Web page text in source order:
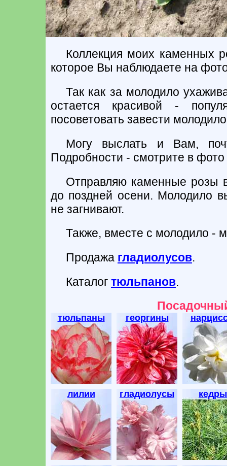
Коллекция моих каменных
которое Вы наблюдаете на
Так как за молодило
остается красивой -
посоветовать завести
Могу выслать и Вам,
Подробности - смотрите в фото
Отправляю каменные розы
до поздней осени. Молодило
не загнивают.
Также, вместе с молодило -
Продажа гладиолусов.
Каталог тюльпанов.
тюльпаны георгины
лилии гладиолусы кедры